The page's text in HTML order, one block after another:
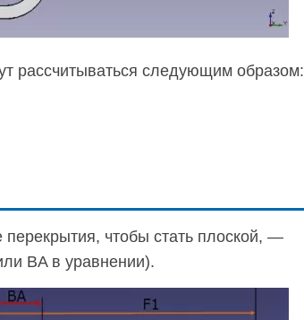
рассчитываться следующим образом:
чтобы стать плоской, —
BA в уравнении).